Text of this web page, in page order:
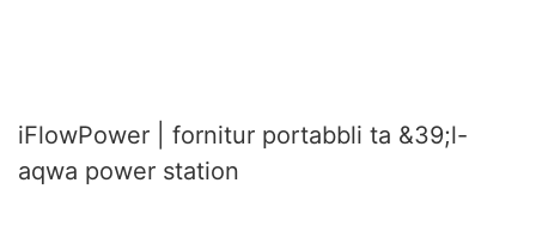
iFlowPower | fornitur portabbli ta &39;l-
aqwa power station